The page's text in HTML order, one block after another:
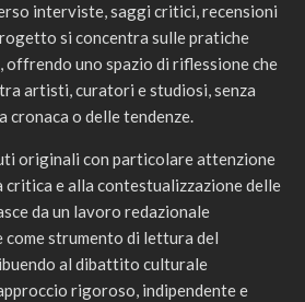
interviste, saggi critici, recensioni
si concentra sulle pratiche
uno spazio di riflessione che
artisti, curatori e studiosi, senza
cronaca o delle tendenze.
originali con particolare attenzione
critica e alla contestualizzazione delle
da un lavoro redazionale
come strumento di lettura del
al dibattito culturale
rigoroso, indipendente e